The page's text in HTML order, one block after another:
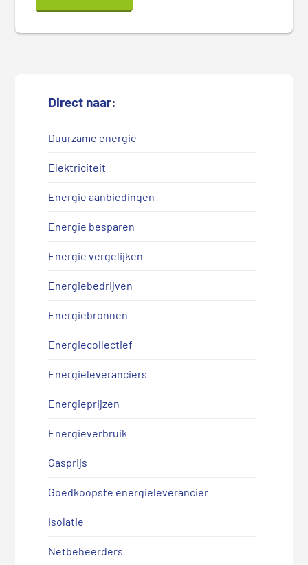
Direct naar:
Duurzame energie
Elektriciteit
Energie aanbiedingen
Energie besparen
Energie vergelijken
Energiebedrijven
Energiebronnen
Energiecollectief
Energieleveranciers
Energieprijzen
Energieverbruik
Gasprijs
Goedkoopste energieleverancier
Isolatie
Netbeheerders